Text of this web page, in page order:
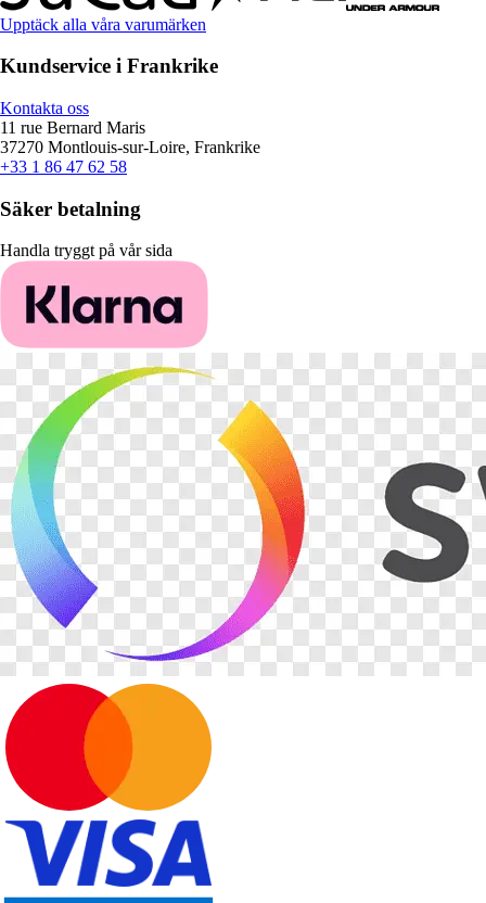
Upptäck alla våra varumärken
Kundservice i Frankrike
Kontakta oss
11 rue Bernard Maris
37270 Montlouis-sur-Loire, Frankrike
+33 1 86 47 62 58
Säker betalning
Handla tryggt på vår sida